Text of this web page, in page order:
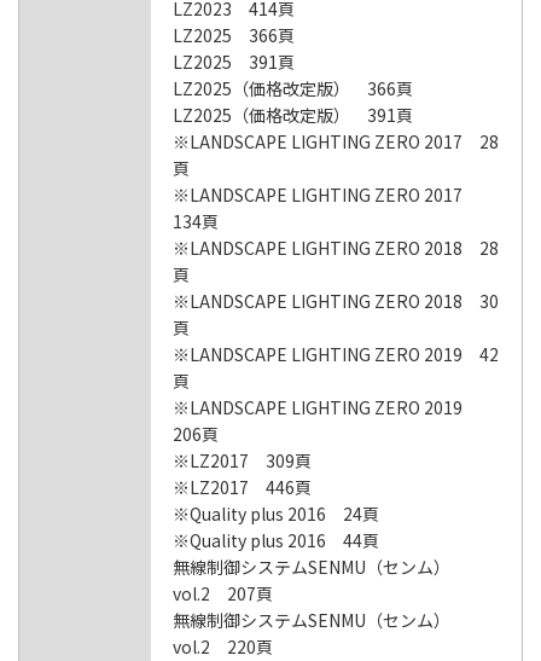
LZ2023 414頁
LZ2025 366頁
LZ2025 391頁
LZ2025（価格改定版） 366頁
LZ2025（価格改定版） 391頁
※LANDSCAPE LIGHTING ZERO 2017 28
頁
※LANDSCAPE LIGHTING ZERO 2017
134頁
※LANDSCAPE LIGHTING ZERO 2018 28
頁
※LANDSCAPE LIGHTING ZERO 2018 30
頁
※LANDSCAPE LIGHTING ZERO 2019 42
頁
※LANDSCAPE LIGHTING ZERO 2019
206頁
※LZ2017 309頁
※LZ2017 446頁
※Quality plus 2016 24頁
※Quality plus 2016 44頁
無線制御システムSENMU（センム）
vol.2 207頁
無線制御システムSENMU（センム）
vol.2 220頁